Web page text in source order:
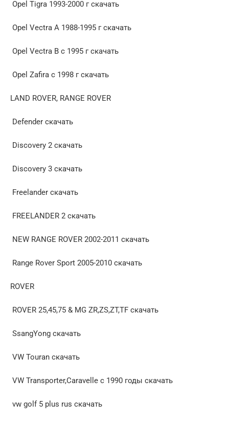
Opel Tigra 1993-2000 г скачать
Opel Vectra А 1988-1995 г скачать
Opel Vectra B c 1995 г скачать
Opel Zafira c 1998 г скачать
LAND ROVER, RANGE ROVER
Defender скачать
Discovery 2 скачать
Discovery 3 скачать
Freelander скачать
FREELANDER 2 скачать
NEW RANGE ROVER 2002-2011 скачать
Range Rover Sport 2005-2010 скачать
ROVER
ROVER 25,45,75 & MG ZR,ZS,ZT,TF скачать
SsangYong скачать
VW Touran скачать
VW Transporter,Caravelle с 1990 годы скачать
vw golf 5 plus rus скачать